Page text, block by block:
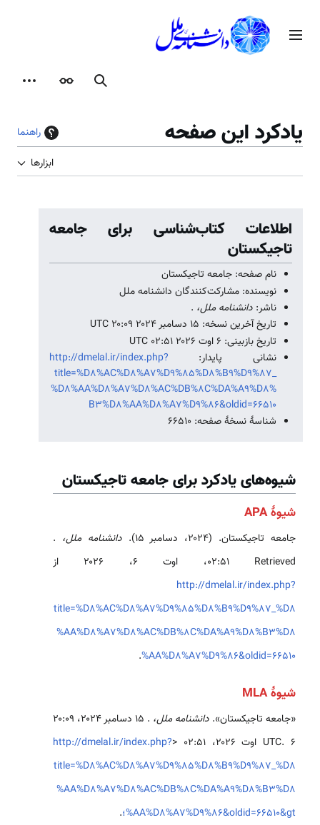
محتوامنوی اصلی
جستجوظاهر
یادکرد این صفحه
راهنما
ابزارها
اطلاعات کتاب‌شناسی برای جامعه
تاجیکستان
نام صفحه: جامعه تاجیکستان
نویسنده: مشارکت‌کنندگان دانشنامه ملل
ناشر:دانشنامه ملل، .
تاریخ آخرین نسخه: ۱۵ دسامبر ۲۰۲۴ ‏۲۰:۰۹ UTC
تاریخ بازبینی: ۶ اوت ۲۰۲۶ ‏۰۲:۵۱ UTC
نشانی پایدار: http://dmelal.ir/index.php?
title=%D8%AC%D8%A7%D9%85%D8%B9%D9%87_
%D8%AA%D8%A7%D8%AC%DB%8C%DA%A9%D8%
B3%D8%AA%D8%A7%D9%86&oldid=66510
شناسهٔ نسخهٔ صفحه: 66510
شیوه‌های یادکرد برای جامعه تاجیکستان
شیوهٔ APA
جامعه تاجیکستان. (۲۰۲۴، دسامبر ۱۵). دانشنامه ملل، .
Retrieved ‏۰۲:۵۱، اوت ۶، ۲۰۲۶ از
http://dmelal.ir/index.php?
title=%D8%AC%D8%A7%D9%85%D8%B9%D9%87_%D8
%AA%D8%A7%D8%AC%DB%8C%DA%A9%D8%B3%D8
%AA%D8%A7%D9%86&oldid=66510
.
شیوهٔ MLA
«جامعه تاجیکستان». دانشنامه ملل،
. ۱۵ دسامبر ۲۰۲۴، ‏۲۰:۰۹
UTC. ۶ اوت ۲۰۲۶، ‏۰۲:۵۱ <
http://dmelal.ir/index.php?
title=%D8%AC%D8%A7%D9%85%D8%B9%D9%87_%D8
%AA%D8%A7%D8%AC%DB%8C%DA%A9%D8%B3%D8
%AA%D8%A7%D9%86&oldid=66510&gt؛ .